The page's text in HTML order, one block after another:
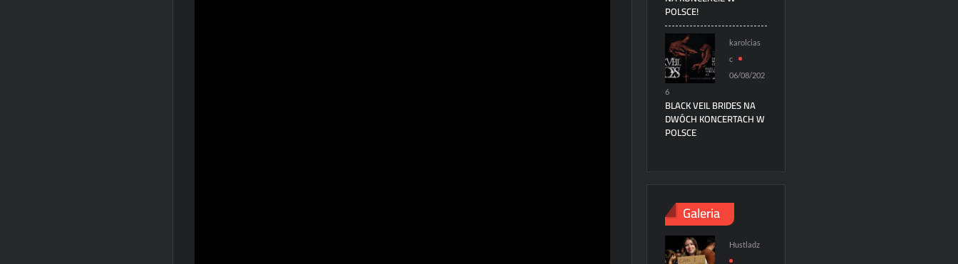
POLSCE!
karolcias
c
06/08/202
6
BLACK VEIL BRIDES NA
DWÓCH KONCERTACH W
POLSCE
Galeria
Hustladz